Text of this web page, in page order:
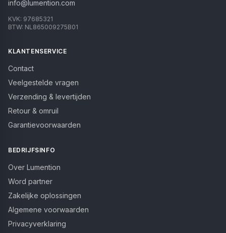
info@lumention.com
KVK: 97685321
BTW: NL865009275B01
KLANTENSERVICE
Contact
Veelgestelde vragen
Verzending & levertijden
Retour & omruil
Garantievoorwaarden
BEDRIJFSINFO
Over Lumention
Word partner
Zakelijke oplossingen
Algemene voorwaarden
Privacyverklaring